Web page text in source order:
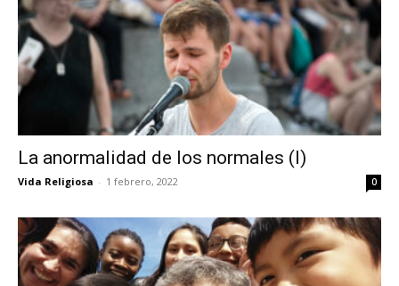
La anormalidad de los normales (I)
Vida Religiosa - 1 febrero, 2022 0